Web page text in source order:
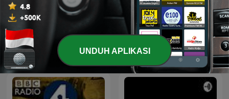
Real Narcos misteri sma tugu malang
UNDUH APLIKASI